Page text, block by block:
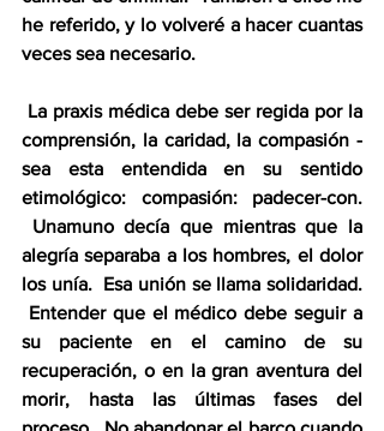
he referido, y lo volveré a hacer cuantas
veces sea necesario.
La praxis médica debe ser regida por la
comprensión, la caridad, la compasión -
sea esta entendida en su sentido
etimológico: compasión: padecer-con.
Unamuno decía que mientras que la
alegría separaba a los hombres, el dolor
los unía.  Esa unión se llama solidaridad.
Entender que el médico debe seguir a
su paciente en el camino de su
recuperación, o en la gran aventura del
morir, hasta las últimas fases del